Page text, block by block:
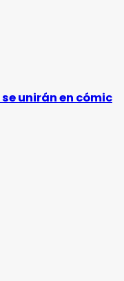
unirán en cómic